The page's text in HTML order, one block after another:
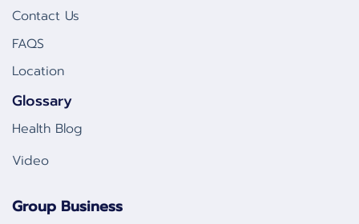
Contact Us
FAQS
Location
Glossary
Health Blog
Video
Group Business